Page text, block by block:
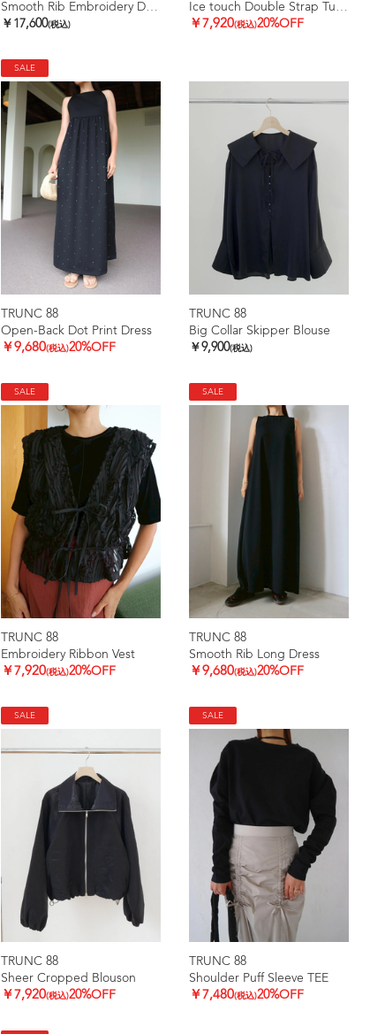
Smooth Rib Embroidery Dress
￥17,600(税込)
Ice touch Double Strap Tunic
￥7,920(税込)20%OFF
SALE
TRUNC 88
Open-Back Dot Print Dress
￥9,680(税込)20%OFF
TRUNC 88
Big Collar Skipper Blouse
￥9,900(税込)
SALE
TRUNC 88
Embroidery Ribbon Vest
￥7,920(税込)20%OFF
SALE
TRUNC 88
Smooth Rib Long Dress
￥9,680(税込)20%OFF
SALE
TRUNC 88
Sheer Cropped Blouson
￥7,920(税込)20%OFF
SALE
TRUNC 88
Shoulder Puff Sleeve TEE
￥7,480(税込)20%OFF